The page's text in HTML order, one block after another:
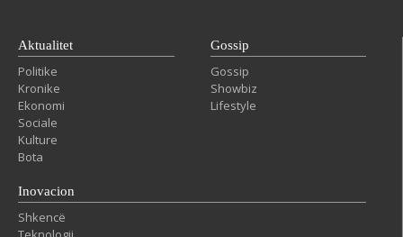
Aktualitet
Politike
Kronike
Ekonomi
Sociale
Kulture
Bota
Gossip
Gossip
Showbiz
Lifestyle
Inovacion
Shkencë